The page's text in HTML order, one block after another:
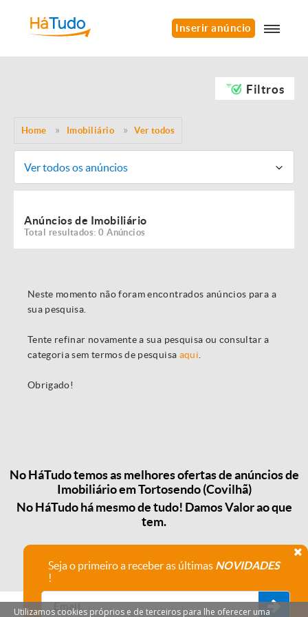
Inserir anúncio
Filtros
Home Imobiliário Ver todos
Ver todos os anúncios
Anúncios de Imobiliário
Total resultados: 0 Anúncios
Neste momento não foram encontrados anúncios para a
sua pesquisa.
Tente refinar novamente a sua pesquisa ou consultar a
categoria sem termos de pesquisa aqui
Obrigado!
No HáTudo temos as melhores ofertas de anúncios de
Imobiliário em Tortosendo (Covilhã)
No HáTudo há mesmo de tudo! Damos Valor ao que
tem.
Seja o primeiro a receber as últimas NOVIDADES
!
Utilizamos cookies próprios e de terceiros para lhe oferecer uma